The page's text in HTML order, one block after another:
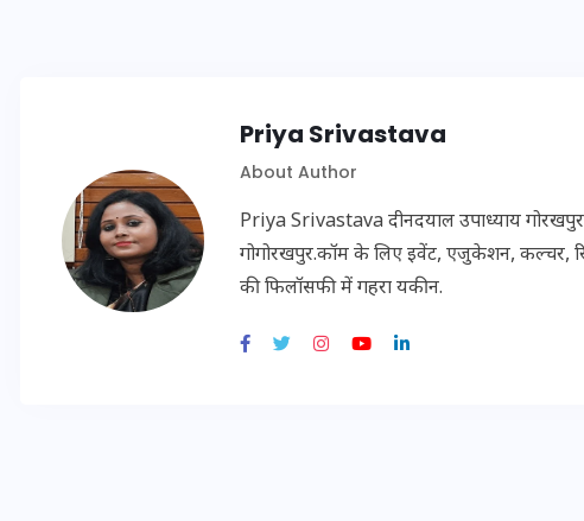
Priya Srivastava
About Author
Priya Srivastava दीनदयाल उपाध्याय गोरखपुर
गोगोरखपुर.कॉम के लिए इवेंट, एजुकेशन, कल्चर,
की फिलॉसफी में गहरा यकीन.
क्या कहते हैं आपके सितारे (25
अगस्त से 31 अगस्त)
24 अगस्त 2025